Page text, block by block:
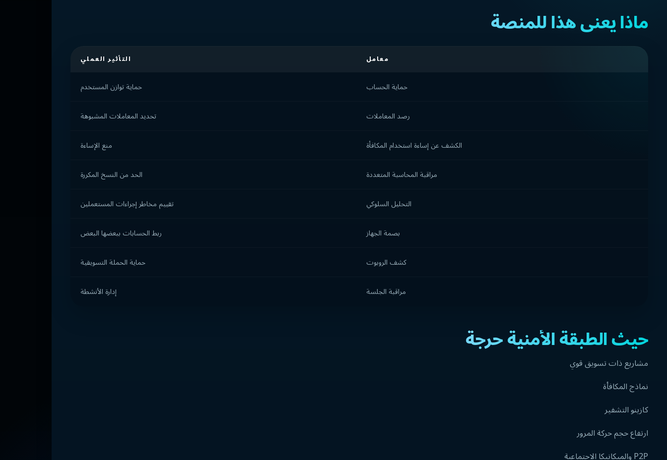
ماذا يعني هذا للمنصة
معامل التأثير العملي
حماية الحساب حماية توازن المستخدم
رصد المعاملات تحديد المعاملات المشبوهة
الكشف عن إساءة استخدام المكافأة منع الإساءة
مراقبة المحاسبة المتعددة الحد من النسخ المكررة
التحليل السلوكي تقييم مخاطر إجراءات المستعملين
بصمة الجهاز ربط الحسابات ببعضها البعض
كشف الروبوت حماية الحملة التسويقية
مراقبة الجلسة إدارة الأنشطة
حيث الطبقة الأمنية حرجة
مشاريع ذات تسويق قوي
نماذج المكافأة
كازينو التشفير
ارتفاع حجم حركة المرور
P2P والميكانيكا الاجتماعية